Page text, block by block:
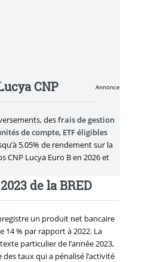
Annonce
CNP
desfrais de gestion
de compte, ETF éligibles
5.05% de rendement sur la
CNP Lucya Euro B en 2026 et
de la BRED
un produit net bancaire
14 % par rapport à 2022. La
particulier de l’année 2023,
taux qui a pénalisé l’activité